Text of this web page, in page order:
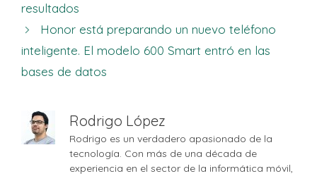
resultados
Honor está preparando un nuevo teléfono
inteligente. El modelo 600 Smart entró en las
bases de datos
Rodrigo López
Rodrigo es un verdadero apasionado de la
tecnología. Con más de una década de
experiencia en el sector de la informática móvil,